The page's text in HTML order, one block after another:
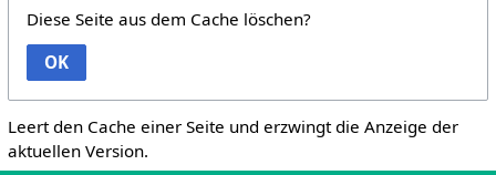
Diese Seite aus dem Cache löschen?
OK
Leert den Cache einer Seite und erzwingt die Anzeige der
aktuellen Version.